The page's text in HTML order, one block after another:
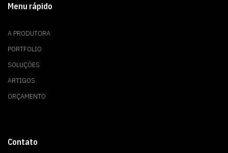
Menu rápido
A PRODUTORA
PORTFOLIO
SOLUÇÕES
ARTIGOS
ORÇAMENTO
Contato